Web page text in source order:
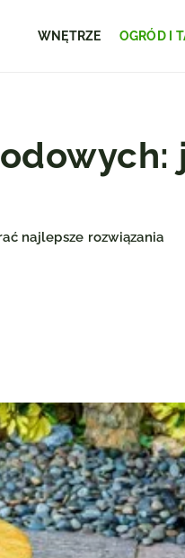
WNĘTRZE OGRÓD I
najlepsze rozwiązania